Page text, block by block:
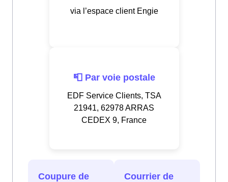
via l’espace client Engie
📮 Par voie postale
EDF Service Clients, TSA
21941, 62978 ARRAS
CEDEX 9, France
Coupure de
Courrier de